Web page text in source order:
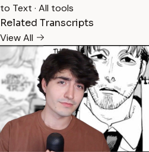
to Text · All tools
Related Transcripts
View All